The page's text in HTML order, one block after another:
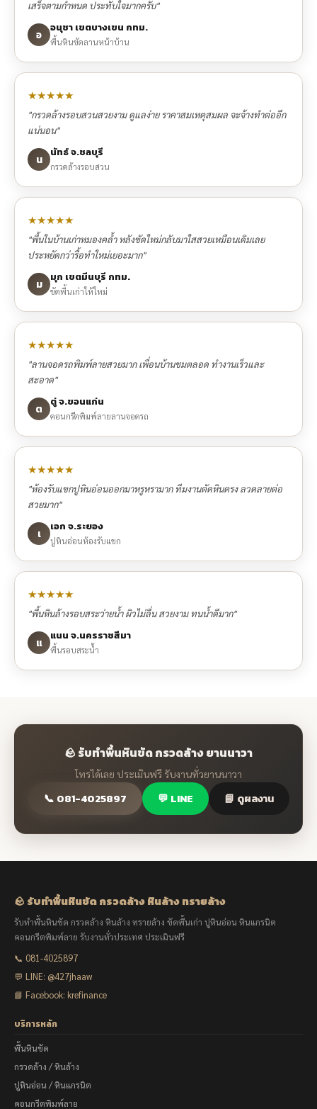
เสร็จตามกำหนด ประทับใจมากครับ"
อ อนุชา เขตบางเขน กทม.
พื้นหินขัดลานหน้าบ้าน
★★★★★
"กรวดล้างรอบสวนสวยงาม ดูแลง่าย ราคาสมเหตุสมผล จะจ้างทำต่ออีก
แน่นอน"
น นัทธ์ จ.ชลบุรี
กรวดล้างรอบสวน
★★★★★
"พื้นในบ้านเก่าหมองคล้ำ หลังขัดใหม่กลับมาใสสวยเหมือนเดิมเลย
ประหยัดกว่ารื้อทำใหม่เยอะมาก"
ม มุก เขตมีนบุรี กทม.
ขัดพื้นเก่าให้ใหม่
★★★★★
"ลานจอดรถพิมพ์ลายสวยมาก เพื่อนบ้านชมตลอด ทำงานเร็วและ
สะอาด"
ต ตู่ จ.ขอนแก่น
คอนกรีตพิมพ์ลายลานจอดรถ
★★★★★
"ห้องรับแขกปูหินอ่อนออกมาหรูหรามาก ทีมงานตัดหินตรง ลวดลายต่อ
สวยมาก"
เ เอก จ.ระยอง
ปูหินอ่อนห้องรับแขก
★★★★★
"พื้นหินล้างรอบสระว่ายน้ำ ผิวไม่ลื่น สวยงาม ทนน้ำดีมาก"
แ แนน จ.นครราชสีมา
พื้นรอบสระน้ำ
🪨 รับทำพื้นหินขัด กรวดล้าง ยานนาวา
โทรได้เลย ประเมินฟรี รับงานทั่วยานนาวา
📞 081-4025897 💬 LINE 📘 ดูผลงาน
🪨 รับทำพื้นหินขัด กรวดล้าง หินล้าง ทรายล้าง
รับทำพื้นหินขัด กรวดล้าง หินล้าง ทรายล้าง ขัดพื้นเก่า ปูหินอ่อน หินแกรนิต
คอนกรีตพิมพ์ลาย รับงานทั่วประเทศ ประเมินฟรี
📞 081-4025897
💬 LINE: @427jhaaw
📘 Facebook: krefinance
บริการหลัก
พื้นหินขัด
กรวดล้าง / หินล้าง
ปูหินอ่อน / หินแกรนิต
คอนกรีตพิมพ์ลาย